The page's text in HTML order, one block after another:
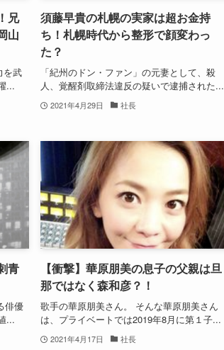
兄
山
を武
...
須藤早貴の札幌の実家は超お金持
ち！札幌時代から整形で顔変わっ
た？
「紀州のドン・ファン」の元妻として、殺
人、覚醒剤取締法違反の疑いで逮捕された...
2021年4月29日 社長
青
俳優
...
【衝撃】華原朋美の息子の父親は旦
那ではなく森和彦？！
歌手の華原朋美さん。 そんな華原朋美さん
は、プライベートでは2019年8月に第１子...
2021年4月17日 社長